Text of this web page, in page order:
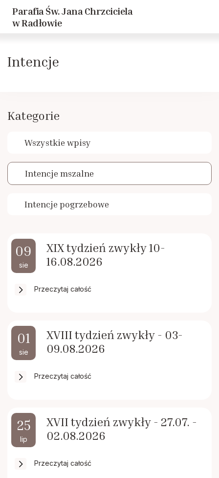
Parafia Św. Jana Chrzciciela
w Radłowie
Powrót
Spis żołnierzy poległych w Radłowie
Rada Duszpasterska i Gospodarcza
Powrót
Akcja Katolicka
Intencje
Kategorie
Wszystkie wpisy
Intencje mszalne
Intencje pogrzebowe
09
sie
XIX tydzień zwykły 10-
16.08.2026
Przeczytaj całość
01
sie
XVIII tydzień zwykły - 03-
09.08.2026
Przeczytaj całość
25
lip
XVII tydzień zwykły - 27.07. -
02.08.2026
Przeczytaj całość